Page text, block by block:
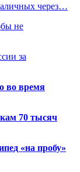
через…
не
за
во время
70 тысяч
«на пробу»